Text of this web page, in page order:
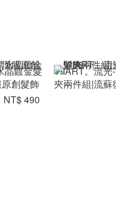
晶鍍金髮
創髮飾
NT$ 490
VIIART。流光
夾兩件組|流